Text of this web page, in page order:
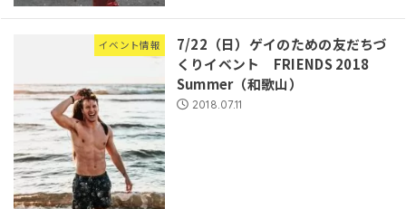
イベント情報
7/22（日）ゲイのための友だちづ
くりイベント FRIENDS 2018
Summer（和歌山）
2018.07.11